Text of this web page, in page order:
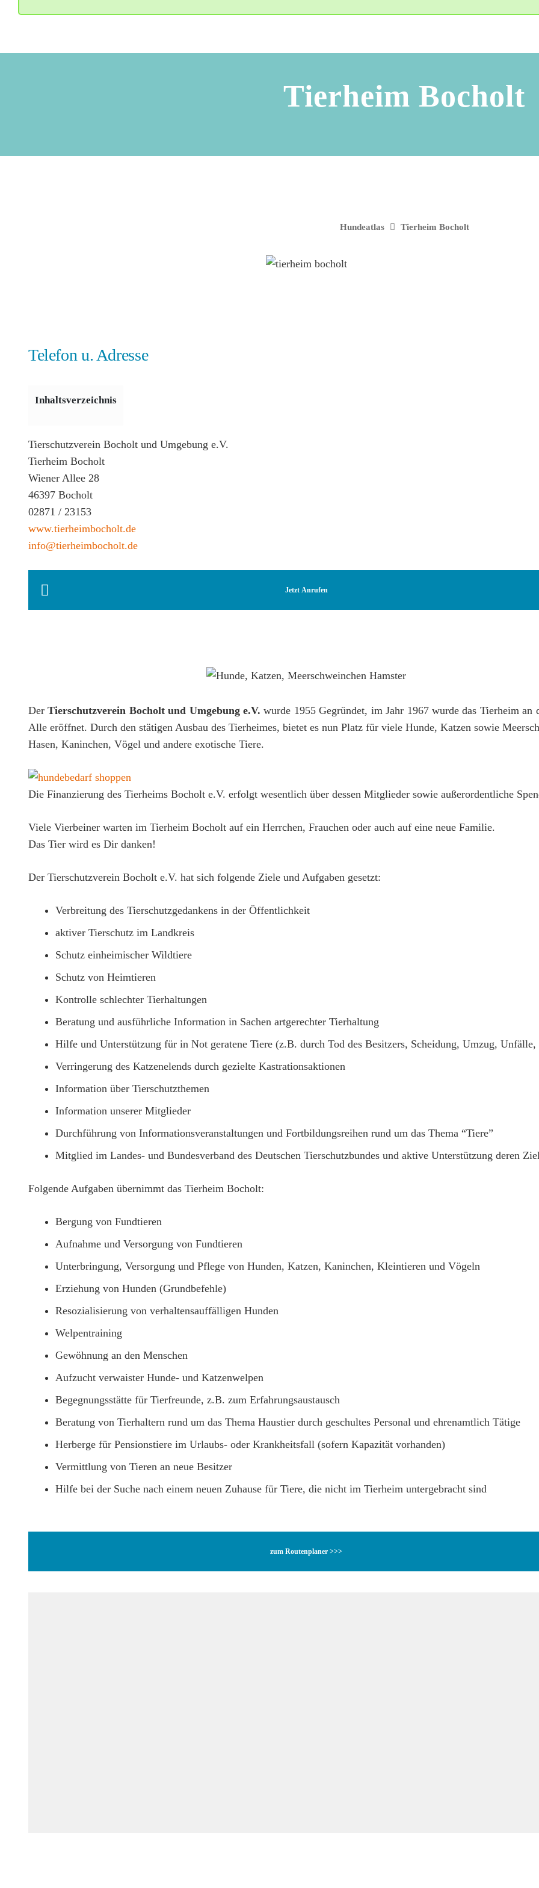
Tierheim Bocholt
Hundeatlas Tierheim Bocholt
Telefon u. Adresse
Inhaltsverzeichnis
Tierschutzverein Bocholt und Umgebung e.V.
Tierheim Bocholt
Wiener Allee 28
46397 Bocholt
02871 / 23153
www.tierheimbocholt.de
info@tierheimbocholt.de
Jetzt Anrufen
DerTierschutzverein Bocholt und Umgebung e.V. wurde 1955 Gegründet, im Jahr 1967 wurde das Tierheim an
Alle eröffnet. Durch den stätigen Ausbau des Tierheimes, bietet es nun Platz für viele Hunde, Katzen sowie
Hasen, Kaninchen, Vögel und andere exotische Tiere.
Die Finanzierung des Tierheims Bocholt e.V. erfolgt wesentlich über dessen Mitglieder sowie außerordentliche
Viele Vierbeiner warten im Tierheim Bocholt auf ein Herrchen, Frauchen oder auch auf eine neue Familie.
Das Tier wird es Dir danken!
Der Tierschutzverein Bocholt e.V. hat sich folgende Ziele und Aufgaben gesetzt:
Verbreitung des Tierschutzgedankens in der Öffentlichkeit
aktiver Tierschutz im Landkreis
Schutz einheimischer Wildtiere
Schutz von Heimtieren
Kontrolle schlechter Tierhaltungen
Beratung und ausführliche Information in Sachen artgerechter Tierhaltung
Hilfe und Unterstützung für in Not geratene Tiere (z.B. durch Tod des Besitzers, Scheidung, Umzug, Unfälle,
Verringerung des Katzenelends durch gezielte Kastrationsaktionen
Information über Tierschutzthemen
Information unserer Mitglieder
Durchführung von Informationsveranstaltungen und Fortbildungsreihen rund um das Thema “Tiere”
Mitglied im Landes- und Bundesverband des Deutschen Tierschutzbundes und aktive Unterstützung deren
Folgende Aufgaben übernimmt das Tierheim Bocholt:
Bergung von Fundtieren
Aufnahme und Versorgung von Fundtieren
Unterbringung, Versorgung und Pflege von Hunden, Katzen, Kaninchen, Kleintieren und Vögeln
Erziehung von Hunden (Grundbefehle)
Resozialisierung von verhaltensauffälligen Hunden
Welpentraining
Gewöhnung an den Menschen
Aufzucht verwaister Hunde- und Katzenwelpen
Begegnungsstätte für Tierfreunde, z.B. zum Erfahrungsaustausch
Beratung von Tierhaltern rund um das Thema Haustier durch geschultes Personal und ehrenamtlich Tätige
Herberge für Pensionstiere im Urlaubs- oder Krankheitsfall (sofern Kapazität vorhanden)
Vermittlung von Tieren an neue Besitzer
Hilfe bei der Suche nach einem neuen Zuhause für Tiere, die nicht im Tierheim untergebracht sind
zum Routenplaner >>>